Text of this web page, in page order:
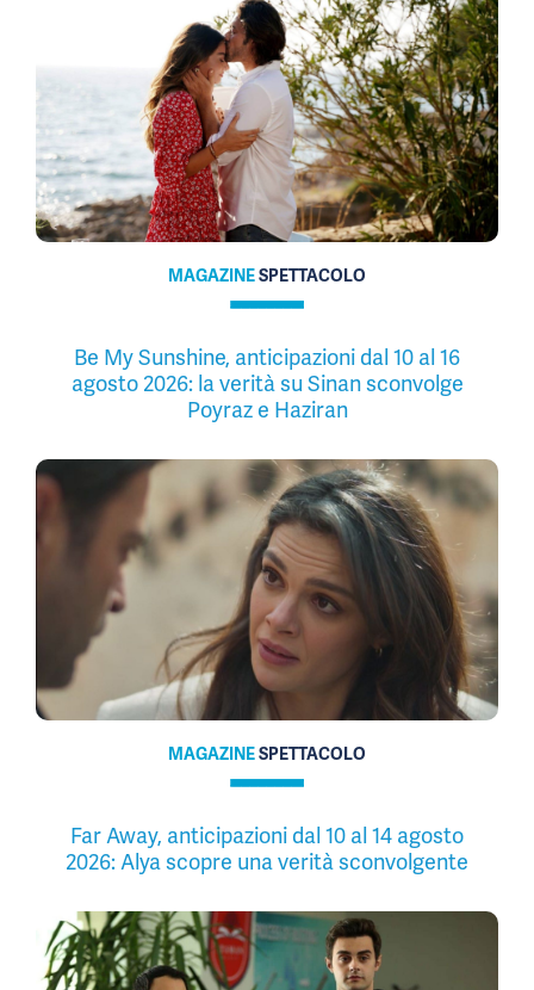
MAGAZINESPETTACOLO
Be My Sunshine, anticipazioni dal 10 al 16
agosto 2026: la verità su Sinan sconvolge
Poyraz e Haziran
MAGAZINESPETTACOLO
Far Away, anticipazioni dal 10 al 14 agosto
2026: Alya scopre una verità sconvolgente